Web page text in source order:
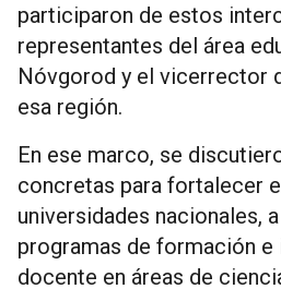
participaron de estos
representantes del área
Nóvgorod y el vicerrector
esa región.
En ese marco, se
concretas para fortalecer
universidades nacionales,
programas de formación
docente en áreas de